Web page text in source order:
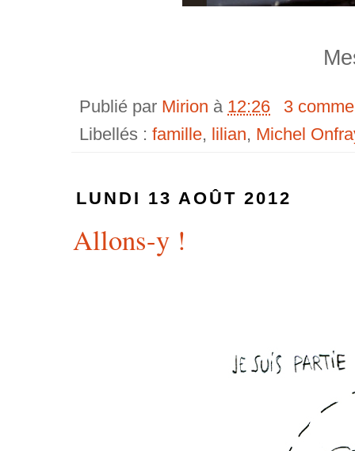
Publié par Mirion à 12:26
3
Libellés : famille, lilian, Michel
LUNDI 13 AOÛT 2012
Allons-y !